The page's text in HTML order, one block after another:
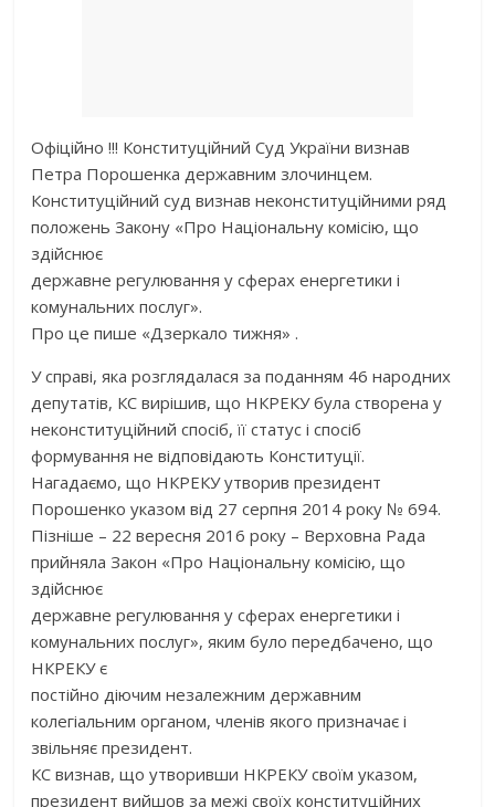
Офіційно !!! Конституційний Суд України визнав
Петра Порошенка державним злочинцем.
Конституційний суд визнав неконституційними ряд
положень Закону «Про Національну комісію, що
здійснює
державне регулювання у сферах енергетики і
комунальних послуг».
Про це пише «Дзеркало тижня» .
У справі, яка розглядалася за поданням 46 народних
депутатів, КС вирішив, що НКРЕКУ була створена у
неконституційний спосіб, її статус і спосіб
формування не відповідають Конституції.
Нагадаємо, що НКРЕКУ утворив президент
Порошенко указом від 27 серпня 2014 року № 694.
Пізніше – 22 вересня 2016 року – Верховна Рада
прийняла Закон «Про Національну комісію, що
здійснює
державне регулювання у сферах енергетики і
комунальних послуг», яким було передбачено, що
НКРЕКУ є
постійно діючим незалежним державним
колегіальним органом, членів якого призначає і
звільняє президент.
КС визнав, що утворивши НКРЕКУ своїм указом,
президент вийшов за межі своїх конституційних